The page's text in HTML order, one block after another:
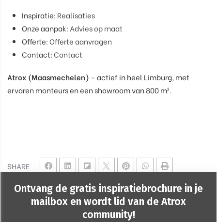
SHARE
Inspiratie: Realisaties
Onze aanpak: Advies op maat
Offerte:Offerte aanvragen
Contact:Contact
Atrox (Maasmechelen) – actief in heel Limburg, met
ervaren monteurs en een showroom van 800 m².
Ontvang de gratis inspiratiebrochure in je
mailbox en wordt lid van de Atrox
community!